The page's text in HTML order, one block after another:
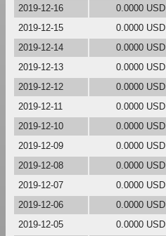
2019-12-16
0.0000 USD
2019-12-15
0.0000 USD
2019-12-14
0.0000 USD
2019-12-13
0.0000 USD
2019-12-12
0.0000 USD
2019-12-11
0.0000 USD
2019-12-10
0.0000 USD
2019-12-09
0.0000 USD
2019-12-08
0.0000 USD
2019-12-07
0.0000 USD
2019-12-06
0.0000 USD
2019-12-05
0.0000 USD